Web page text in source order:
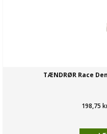
TÆNDRØR Race
198,75